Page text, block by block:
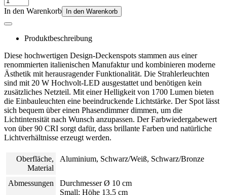
In den Warenkorb In den Warenkorb
Produktbeschreibung
Diese hochwertigen Design-Deckenspots stammen aus einer
renommierten italienischen Manufaktur und kombinieren moderne
Ästhetik mit herausragender Funktionalität. Die Strahlerleuchten
sind mit 20 W Hochvolt-LED ausgestattet und benötigen kein
zusätzliches Netzteil. Mit einer Helligkeit von 1700 Lumen bieten
die Einbauleuchten eine beeindruckende Lichtstärke. Der Spot lässt
sich bequem über einen Phasendimmer dimmen, um die
Lichtintensität nach Wunsch anzupassen. Der Farbwiedergabewert
von über 90 CRI sorgt dafür, dass brillante Farben und natürliche
Lichtverhältnisse erzeugt werden.
Oberfläche,
Material
Aluminium, Schwarz/Weiß, Schwarz/Bronze
Abmessungen
Durchmesser Ø 10 cm
Small: Höhe 13,5 cm